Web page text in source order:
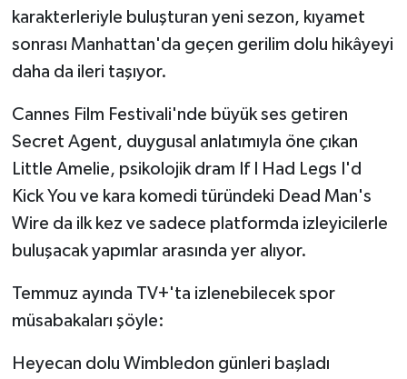
karakterleriyle buluşturan yeni sezon, kıyamet
sonrası Manhattan'da geçen gerilim dolu hikâyeyi
daha da ileri taşıyor.
Cannes Film Festivali'nde büyük ses getiren
Secret Agent, duygusal anlatımıyla öne çıkan
Little Amelie, psikolojik dram If I Had Legs I'd
Kick You ve kara komedi türündeki Dead Man's
Wire da ilk kez ve sadece platformda izleyicilerle
buluşacak yapımlar arasında yer alıyor.
Temmuz ayında TV+'ta izlenebilecek spor
müsabakaları şöyle:
Heyecan dolu Wimbledon günleri başladı
MAGAZİN
Otomobil
POLİTİKA
Sağlık
SPOR HABERLERİ
TEKNOLOJİ